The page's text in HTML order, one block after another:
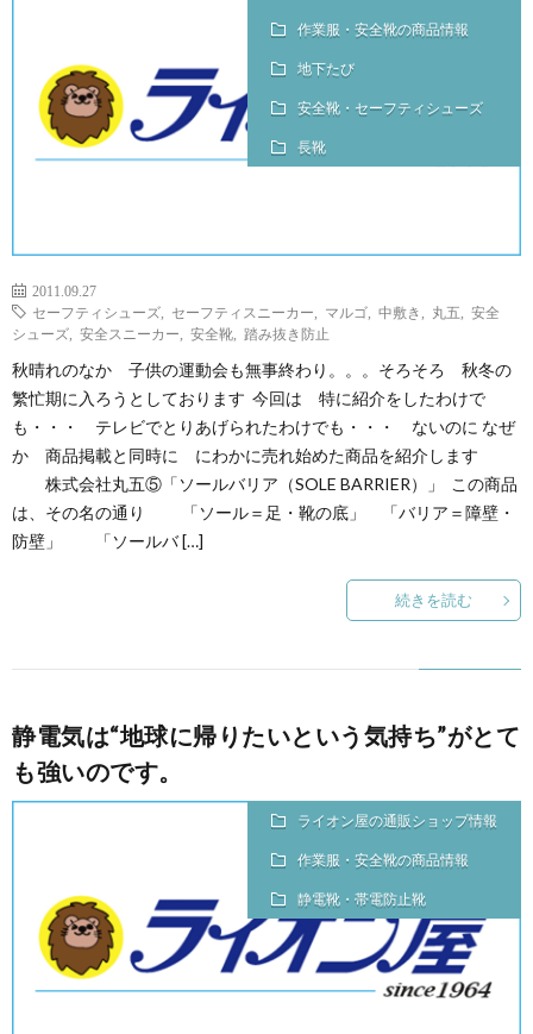
作業服・安全靴の商品情報
地下たび
安全靴・セーフティシューズ
長靴
2011.09.27
セーフティシューズ
セーフティスニーカー マルゴ 中敷き 丸五
安全
シューズ
安全スニーカー 安全靴 踏み抜き防止
秋晴れのなか 子供の運動会も無事終わり。。。そろそろ 秋冬の
繁忙期に入ろうとしております 今回は 特に紹介をしたわけで
も・・・ テレビでとりあげられたわけでも・・・ ないのに なぜ
か 商品掲載と同時に にわかに売れ始めた商品を紹介します
株式会社丸五⑤「ソールバリア（SOLE BARRIER）」 この商品
は、その名の通り 「ソール＝足・靴の底」 「バリア＝障壁・
防壁」 「ソールバ […]
続きを読む
静電気は“地球に帰りたいという気持ち”がとて
も強いのです。
ライオン屋の通販ショップ情報
作業服・安全靴の商品情報
静電靴・帯電防止靴